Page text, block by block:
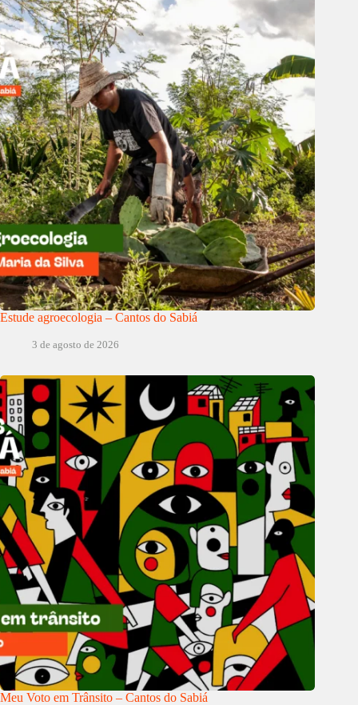
Estude agroecologia – Cantos do Sabiá
3 de agosto de 2026
Meu Voto em Trânsito – Cantos do Sabiá